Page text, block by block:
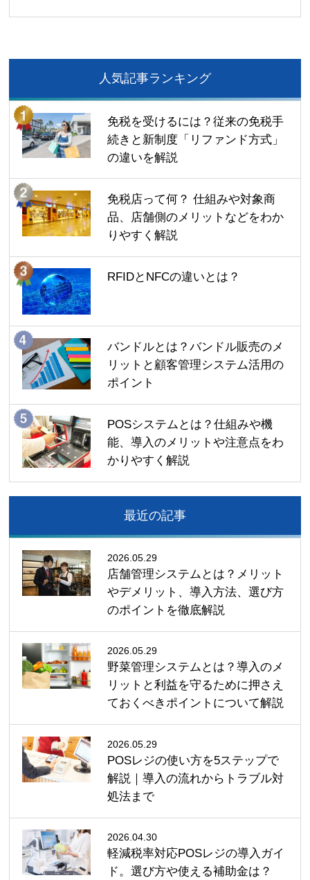
人気記事ランキング
免税を受けるには？従来の免税手
続きと新制度「リファンド方式」
の違いを解説
免税店って何？ 仕組みや対象商
品、店舗側のメリットなどをわか
りやすく解説
RFIDとNFCの違いとは？
バンドルとは？バンドル販売のメ
リットと顧客管理システム活用の
ポイント
POSシステムとは？仕組みや機
能、導入のメリットや注意点をわ
かりやすく解説
最近の記事
2026.05.29
店舗管理システムとは？メリット
やデメリット、導入方法、選び方
のポイントを徹底解説
2026.05.29
野菜管理システムとは？導入のメ
リットと利益を守るために押さえ
ておくべきポイントについて解説
2026.05.29
POSレジの使い方を5ステップで
解説｜導入の流れからトラブル対
処法まで
2026.04.30
軽減税率対応POSレジの導入ガイ
ド。選び方や使える補助金は？